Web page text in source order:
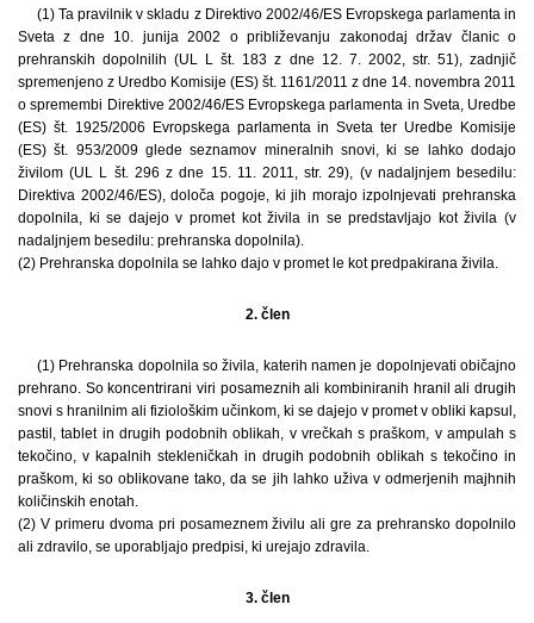
(1) Ta pravilnik v skladu z Direktivo 2002/46/ES Evropskega parlamenta in
Sveta z dne 10. junija 2002 o približevanju zakonodaj držav članic o
prehranskih dopolnilih (UL L št. 183 z dne 12. 7. 2002, str. 51), zadnjič
spremenjeno z Uredbo Komisije (ES) št. 1161/2011 z dne 14. novembra 2011
o spremembi Direktive 2002/46/ES Evropskega parlamenta in Sveta, Uredbe
(ES) št. 1925/2006 Evropskega parlamenta in Sveta ter Uredbe Komisije
(ES) št. 953/2009 glede seznamov mineralnih snovi, ki se lahko dodajo
živilom (UL L št. 296 z dne 15. 11. 2011, str. 29), (v nadaljnjem besedilu:
Direktiva 2002/46/ES), določa pogoje, ki jih morajo izpolnjevati prehranska
dopolnila, ki se dajejo v promet kot živila in se predstavljajo kot živila (v
nadaljnjem besedilu: prehranska dopolnila).
(2) Prehranska dopolnila se lahko dajo v promet le kot predpakirana živila.
2. člen
(1) Prehranska dopolnila so živila, katerih namen je dopolnjevati običajno
prehrano. So koncentrirani viri posameznih ali kombiniranih hranil ali drugih
snovi s hranilnim ali fiziološkim učinkom, ki se dajejo v promet v obliki kapsul,
pastil, tablet in drugih podobnih oblikah, v vrečkah s praškom, v ampulah s
tekočino, v kapalnih stekleničkah in drugih podobnih oblikah s tekočino in
praškom, ki so oblikovane tako, da se jih lahko uživa v odmerjenih majhnih
količinskih enotah.
(2) V primeru dvoma pri posameznem živilu ali gre za prehransko dopolnilo
ali zdravilo, se uporabljajo predpisi, ki urejajo zdravila.
3. člen